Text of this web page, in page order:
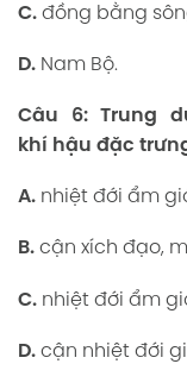
C. đồng bằng
D. Nam Bộ.
Câu 6:Trung
khí hậu đặc
A. nhiệt đới ẩm
B. cận xích đạo,
C. nhiệt đới ẩm
D. cận nhiệt đới